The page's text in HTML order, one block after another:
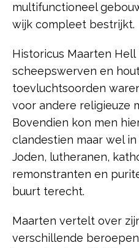
multifunctioneel
wijk compleet bestrijkt.
Historicus Maarten Hell
scheepswerven en
toevluchtsoorden
voor andere religieuze
Bovendien kon men
clandestien maar wel
Joden, lutheranen,
remonstranten en
buurt terecht.
Maarten vertelt over
verschillende